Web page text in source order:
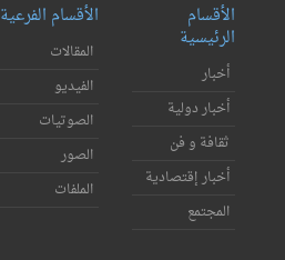
الأقسام
الرئيسية
أخبار
أخبار دولية
ثقافة و فن
أخبار إقتصادية
المجتمع
الأقسام الفرعية
المقالات
الفيديو
الصوتيات
الصور
الملفات